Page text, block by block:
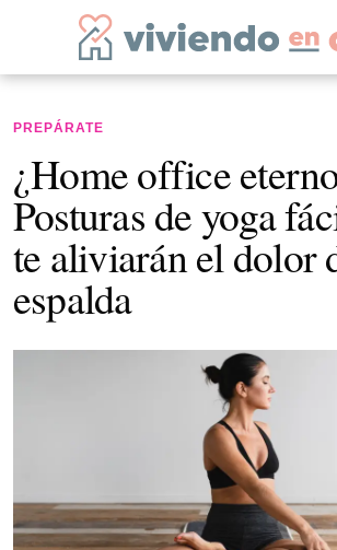
PREPÁRATE
¿Home office
Posturas de yoga
te aliviarán el dolor
espalda